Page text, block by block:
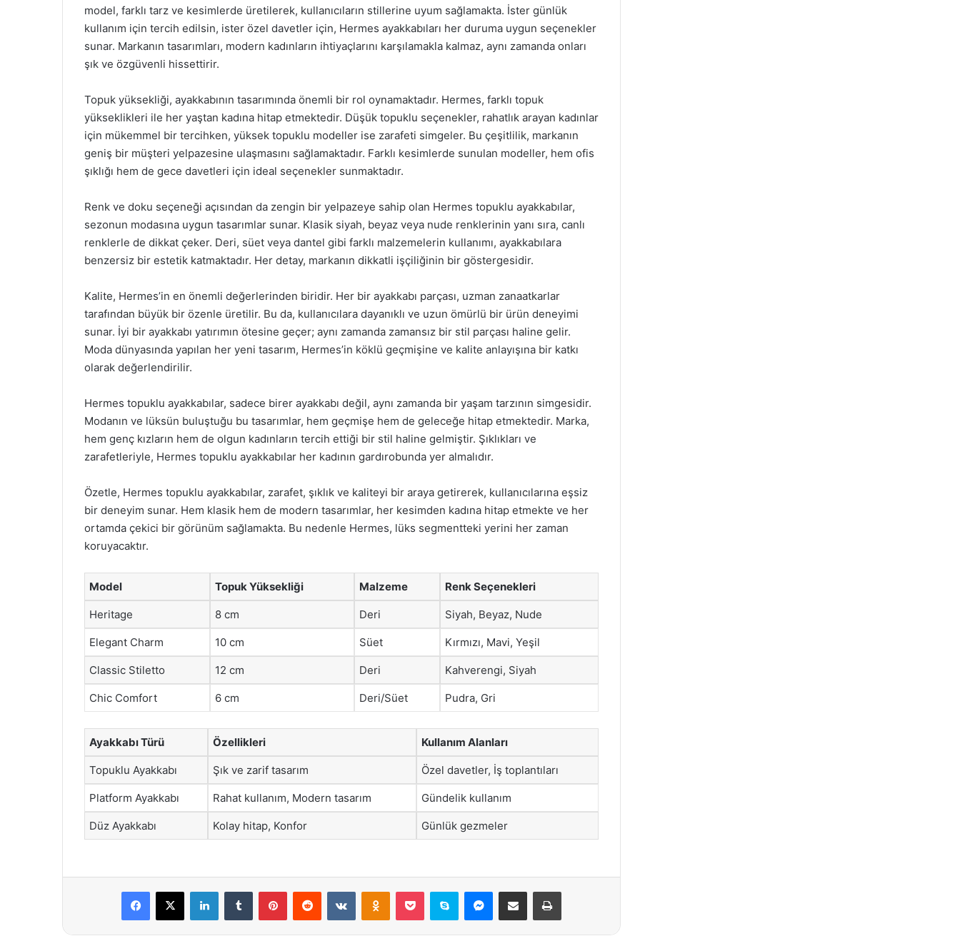
model, farklı tarz ve kesimlerde üretilerek, kullanıcıların stillerine uyum sağlamakta. İster günlük
kullanım için tercih edilsin, ister özel davetler için, Hermes ayakkabıları her duruma uygun seçenekler
sunar. Markanın tasarımları, modern kadınların ihtiyaçlarını karşılamakla kalmaz, aynı zamanda onları
şık ve özgüvenli hissettirir.
Topuk yüksekliği, ayakkabının tasarımında önemli bir rol oynamaktadır. Hermes, farklı topuk
yükseklikleri ile her yaştan kadına hitap etmektedir. Düşük topuklu seçenekler, rahatlık arayan kadınlar
için mükemmel bir tercihken, yüksek topuklu modeller ise zarafeti simgeler. Bu çeşitlilik, markanın
geniş bir müşteri yelpazesine ulaşmasını sağlamaktadır. Farklı kesimlerde sunulan modeller, hem ofis
şıklığı hem de gece davetleri için ideal seçenekler sunmaktadır.
Renk ve doku seçeneği açısından da zengin bir yelpazeye sahip olan Hermes topuklu ayakkabılar,
sezonun modasına uygun tasarımlar sunar. Klasik siyah, beyaz veya nude renklerinin yanı sıra, canlı
renklerle de dikkat çeker. Deri, süet veya dantel gibi farklı malzemelerin kullanımı, ayakkabılara
benzersiz bir estetik katmaktadır. Her detay, markanın dikkatli işçiliğinin bir göstergesidir.
Kalite, Hermes’in en önemli değerlerinden biridir. Her bir ayakkabı parçası, uzman zanaatkarlar
tarafından büyük bir özenle üretilir. Bu da, kullanıcılara dayanıklı ve uzun ömürlü bir ürün deneyimi
sunar. İyi bir ayakkabı yatırımın ötesine geçer; aynı zamanda zamansız bir stil parçası haline gelir.
Moda dünyasında yapılan her yeni tasarım, Hermes’in köklü geçmişine ve kalite anlayışına bir katkı
olarak değerlendirilir.
Hermes topuklu ayakkabılar, sadece birer ayakkabı değil, aynı zamanda bir yaşam tarzının simgesidir.
Modanın ve lüksün buluştuğu bu tasarımlar, hem geçmişe hem de geleceğe hitap etmektedir. Marka,
hem genç kızların hem de olgun kadınların tercih ettiği bir stil haline gelmiştir. Şıklıkları ve
zarafetleriyle, Hermes topuklu ayakkabılar her kadının gardırobunda yer almalıdır.
Özetle, Hermes topuklu ayakkabılar, zarafet, şıklık ve kaliteyi bir araya getirerek, kullanıcılarına eşsiz
bir deneyim sunar. Hem klasik hem de modern tasarımlar, her kesimden kadına hitap etmekte ve her
ortamda çekici bir görünüm sağlamakta. Bu nedenle Hermes, lüks segmentteki yerini her zaman
koruyacaktır.
Model Topuk Yüksekliği Malzeme Renk Seçenekleri
Heritage 8 cm Deri Siyah, Beyaz, Nude
Elegant Charm 10 cm Süet Kırmızı, Mavi, Yeşil
Classic Stiletto 12 cm Deri Kahverengi, Siyah
Chic Comfort 6 cm Deri/Süet Pudra, Gri
Ayakkabı Türü Özellikleri Kullanım Alanları
Topuklu Ayakkabı Şık ve zarif tasarım Özel davetler, İş toplantıları
Platform Ayakkabı Rahat kullanım, Modern tasarım Gündelik kullanım
Düz Ayakkabı Kolay hitap, Konfor Günlük gezmeler
Facebook
X LinkedInTumblr PinterestReddit VKontakteOdnoklassniki
Pocket Skype Messenger
E-Posta ile paylaş Yazdır